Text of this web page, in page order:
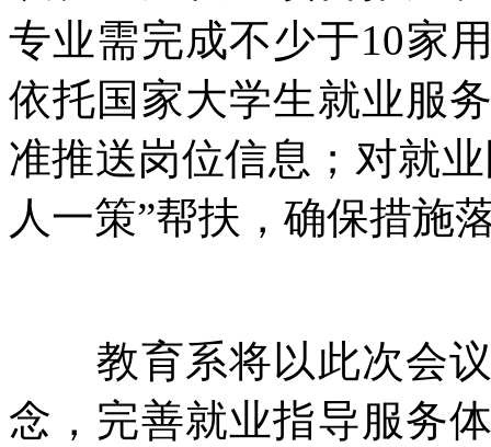
专业需完成不少于10家
依托国家大学生就业服
准推送岗位信息；对就
人一策”帮扶，确保措施
教育系将以此次会议
念，完善就业指导服务